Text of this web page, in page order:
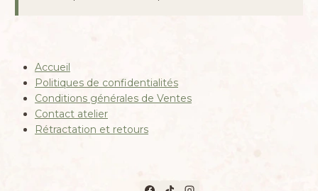
Accueil
Politiques de confidentialités
Conditions générales de Ventes
Contact atelier
Rétractation et retours